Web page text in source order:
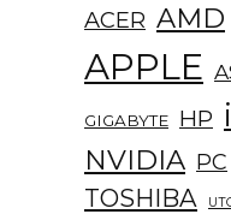
ACER AMD
APPLE
GIGABYTE HP
NVIDIA PC
TOSHIBA